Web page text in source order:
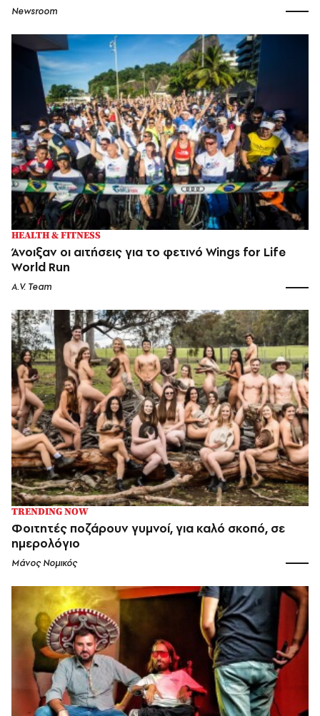
Newsroom
HEALTH & FITNESS
Άνοιξαν οι αιτήσεις για το φετινό Wings for Life
World Run
A.V. Team
TRENDING NOW
Φοιτητές ποζάρουν γυμνοί, για καλό σκοπό, σε
ημερολόγιο
Μάνος Νομικός